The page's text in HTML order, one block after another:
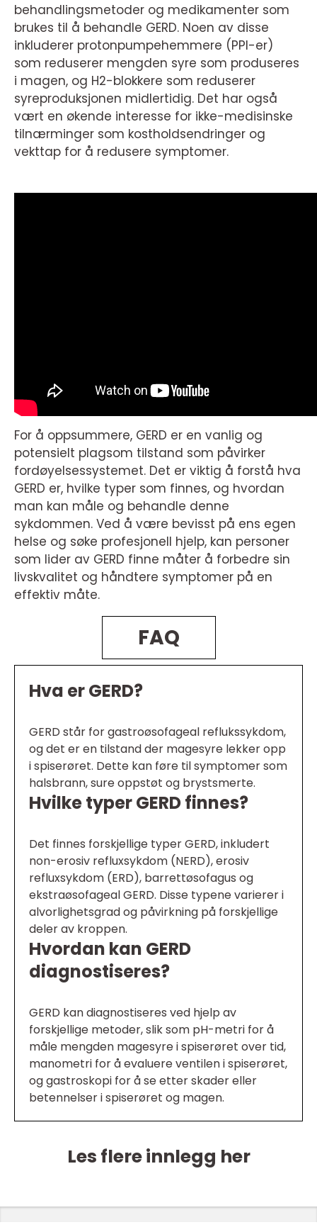
behandlingsmetoder og medikamenter som
brukes til å behandle GERD. Noen av disse
inkluderer protonpumpehemmere (PPI-er)
som reduserer mengden syre som produseres
i magen, og H2-blokkere som reduserer
syreproduksjonen midlertidig. Det har også
vært en økende interesse for ikke-medisinske
tilnærminger som kostholdsendringer og
vekttap for å redusere symptomer.
For å oppsummere, GERD er en vanlig og
potensielt plagsom tilstand som påvirker
fordøyelsessystemet. Det er viktig å forstå hva
GERD er, hvilke typer som finnes, og hvordan
man kan måle og behandle denne
sykdommen. Ved å være bevisst på ens egen
helse og søke profesjonell hjelp, kan personer
som lider av GERD finne måter å forbedre sin
livskvalitet og håndtere symptomer på en
effektiv måte.
FAQ
Hva er GERD?
GERD står for gastroøsofageal reflukssykdom,
og det er en tilstand der magesyre lekker opp
i spiserøret. Dette kan føre til symptomer som
halsbrann, sure oppstøt og brystsmerte.
Hvilke typer GERD finnes?
Det finnes forskjellige typer GERD, inkludert
non-erosiv refluxsykdom (NERD), erosiv
refluxsykdom (ERD), barrettøsofagus og
ekstraøsofageal GERD. Disse typene varierer i
alvorlighetsgrad og påvirkning på forskjellige
deler av kroppen.
Hvordan kan GERD
diagnostiseres?
GERD kan diagnostiseres ved hjelp av
forskjellige metoder, slik som pH-metri for å
måle mengden magesyre i spiserøret over tid,
manometri for å evaluere ventilen i spiserøret,
og gastroskopi for å se etter skader eller
betennelser i spiserøret og magen.
Les flere innlegg her